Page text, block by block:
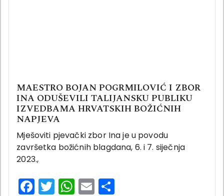
MAESTRO BOJAN POGRMILOVIĆ I ZBOR
INA ODUŠEVILI TALIJANSKU PUBLIKU
IZVEDBAMA HRVATSKIH BOŽIĆNIH
NAPJEVA
Mješoviti pjevački zbor Ina je u povodu
završetka božićnih blagdana, 6. i 7. siječnja
2023.,
Facebook
Twitter
WhatsApp
Email